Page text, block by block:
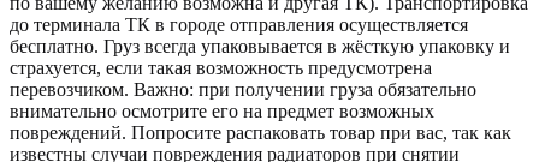
до терминала ТК в городе отправления осуществляется
бесплатно. Груз всегда упаковывается в жёсткую упаковку и
страхуется, если такая возможность предусмотрена
перевозчиком. Важно: при получении груза обязательно
внимательно осмотрите его на предмет возможных
повреждений. Попросите распаковать товар при вас, так как
известны случаи повреждения радиаторов при снятии